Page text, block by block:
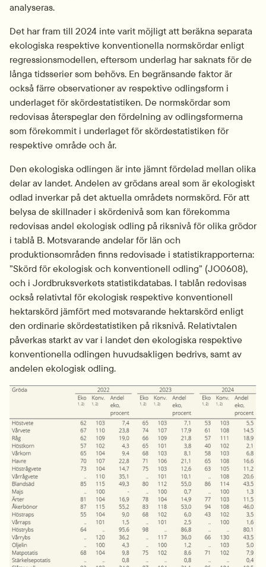
analyseras.
Det har fram till 2024 inte varit möjligt att beräkna separata
ekologiska respektive konventionella normskördar enligt
regressionsmodellen, eftersom underlag har saknats för de
långa tidsserier som behövs. En begränsande faktor är
också färre observationer av respektive odlingsform i
underlaget för skördestatistiken. De normskördar som
redovisas återspeglar den fördelning av odlingsformerna
som förekommit i underlaget för skördestatistiken för
respektive område och år.
Den ekologiska odlingen är inte jämnt fördelad mellan olika
delar av landet. Andelen av grödans areal som är ekologiskt
odlad inverkar på det aktuella områdets normskörd. För att
belysa de skillnader i skördenivå som kan förekomma
redovisas andel ekologisk odling på riksnivå för olika grödor
i tablå B. Motsvarande andelar för län och
produktionsområden finns redovisade i statistikrapporterna:
”Skörd för ekologisk och konventionell odling” (JO0608),
och i Jordbruksverkets statistikdatabas. I tablån redovisas
också relativtal för ekologisk respektive konventionell
hektarskörd jämfört med motsvarande hektarskörd enligt
den ordinarie skördestatistiken på riksnivå. Relativtalen
påverkas starkt av var i landet den ekologiska respektive
konventionella odlingen huvudsakligen bedrivs, samt av
andelen ekologisk odling.